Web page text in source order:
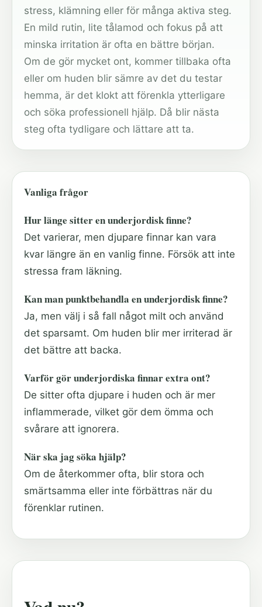
stress, klämning eller för många aktiva steg.
En mild rutin, lite tålamod och fokus på att
minska irritation är ofta en bättre början.
Om de gör mycket ont, kommer tillbaka ofta
eller om huden blir sämre av det du testar
hemma, är det klokt att förenkla ytterligare
och söka professionell hjälp. Då blir nästa
steg ofta tydligare och lättare att ta.
Vanliga frågor
Hur länge sitter en underjordisk finne?
Det varierar, men djupare finnar kan vara
kvar längre än en vanlig finne. Försök att inte
stressa fram läkning.
Kan man punktbehandla en underjordisk finne?
Ja, men välj i så fall något milt och använd
det sparsamt. Om huden blir mer irriterad är
det bättre att backa.
Varför gör underjordiska finnar extra ont?
De sitter ofta djupare i huden och är mer
inflammerade, vilket gör dem ömma och
svårare att ignorera.
När ska jag söka hjälp?
Om de återkommer ofta, blir stora och
smärtsamma eller inte förbättras när du
förenklar rutinen.